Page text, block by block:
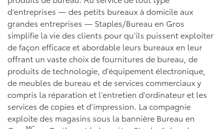
d’entreprises — des petits bureaux à domicile aux
grandes entreprises — Staples/Bureau en Gros
simplifie la vie des clients pour qu’ils puissent exploiter
de façon efficace et abordable leurs bureaux en leur
offrant un vaste choix de fournitures de bureau, de
produits de technologie, d’équipement électronique,
de meubles de bureau et de services commerciaux y
compris la réparation et l’entretien d’ordinateur et les
services de copies et d’impression. La compagnie
exploite des magasins sous la bannière Bureau en